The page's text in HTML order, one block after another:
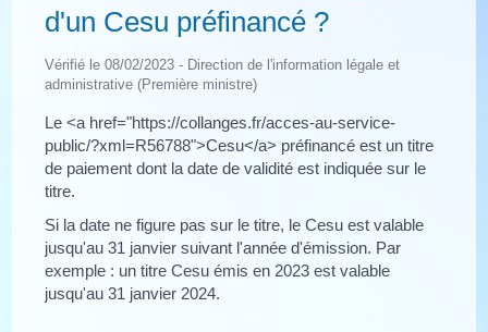
d'un Cesu préfinancé ?
Vérifié le 08/02/2023 - Direction de l'information légale et
administrative (Première ministre)
Le <a href="https://collanges.fr/acces-au-service-
public/?xml=R56788">Cesu</a> préfinancé est un titre
de paiement dont la date de validité est indiquée sur le
titre.
Si la date ne figure pas sur le titre, le Cesu est valable
jusqu'au 31 janvier suivant l'année d'émission. Par
exemple : un titre Cesu émis en 2023 est valable
jusqu'au 31 janvier 2024.